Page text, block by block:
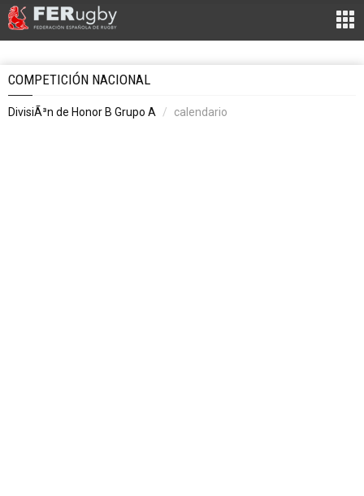
COMPETICIÓN NACIONAL
DivisiÃ³n de Honor B Grupo A calendario